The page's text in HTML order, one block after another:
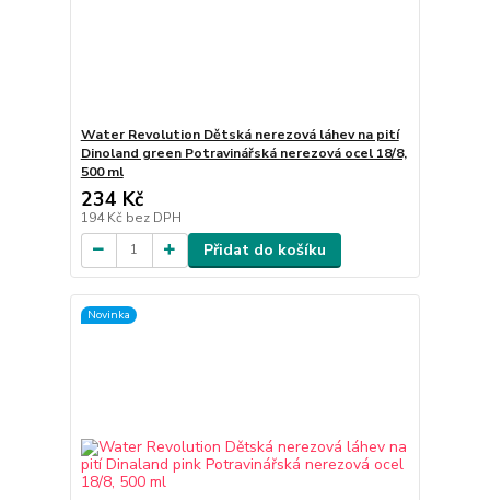
Water Revolution Dětská nerezová láhev na pití
Dinoland green Potravinářská nerezová ocel 18/8,
500 ml
234 Kč
194 Kč bez DPH
Přidat do košíku
Novinka